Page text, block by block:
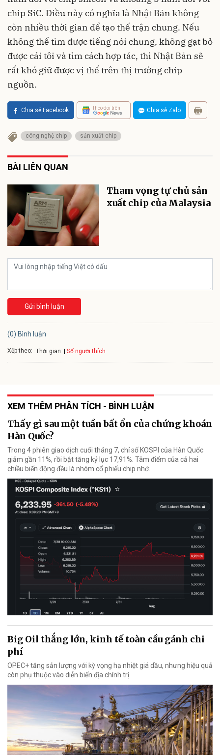
chip SiC. Điều này có nghĩa là Nhật Bản không
còn nhiều thời gian để tạo thế trận chung. Nếu
không thể tìm được tiếng nói chung, không gạt bỏ
được cái tôi và tìm cách hợp tác, thì Nhật Bản sẽ
rất khó giữ được vị thế trên thị trường chip
nguồn.
Chia sẻ Facebook Theo dõi trên Chia sẻ Zalo
công nghệ chip sản xuất chip
BÀI LIÊN QUAN
Tham vọng tự chủ sản
xuất chip của Malaysia
Gửi bình luận
(0) Bình luận
Xếp theo: Thời gian Số người thích
XEM THÊM PHÂN TÍCH - BÌNH LUẬN
Thấy gì sau một tuần bất ổn của chứng khoán
Hàn Quốc?
Trong 4 phiên giao dịch cuối tháng 7, chỉ số KOSPI của Hàn Quốc
giảm gần 11%, rồi bật tăng kỷ lục 17,91%. Tâm điểm của cả hai
chiều biến động đều là nhóm cổ phiếu chip nhớ.
Big Oil thắng lớn, kinh tế toàn cầu gánh chi
phí
OPEC+ tăng sản lượng với kỳ vọng hạ nhiệt giá dầu, nhưng hiệu quả
còn phụ thuộc vào diễn biến địa chính trị.